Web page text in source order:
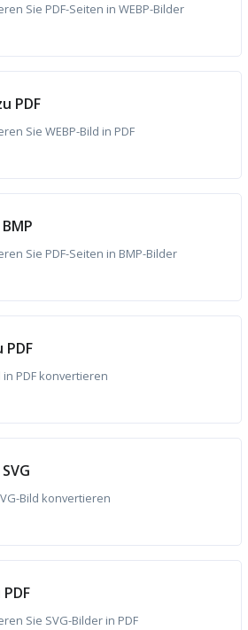
Sie PDF-Seiten in WEBP-Bilder
PDF
Sie WEBP-Bild in PDF
Sie PDF-Seiten in BMP-Bilder
PDF
in PDF konvertieren
Bild konvertieren
PDF
Sie SVG-Bilder in PDF